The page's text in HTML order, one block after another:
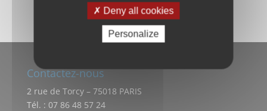
Contactez-nous
2 rue de Torcy – 75018 PARIS
Tél. : 07 86 48 57 24
Deny all cookies
Personalize